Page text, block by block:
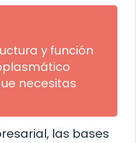
y función
necesitas
las bases